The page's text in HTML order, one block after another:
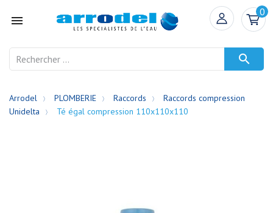

0

Arrodel PLOMBERIE Raccords
Raccords compression
Unidelta
Té égal compression 110x110x110